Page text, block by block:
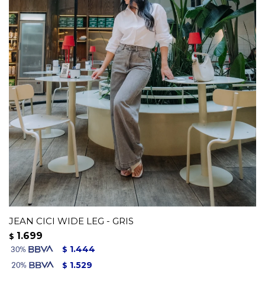
JEAN CICI WIDE LEG - GRIS
$ 1.699
$ 1.444
$ 1.529